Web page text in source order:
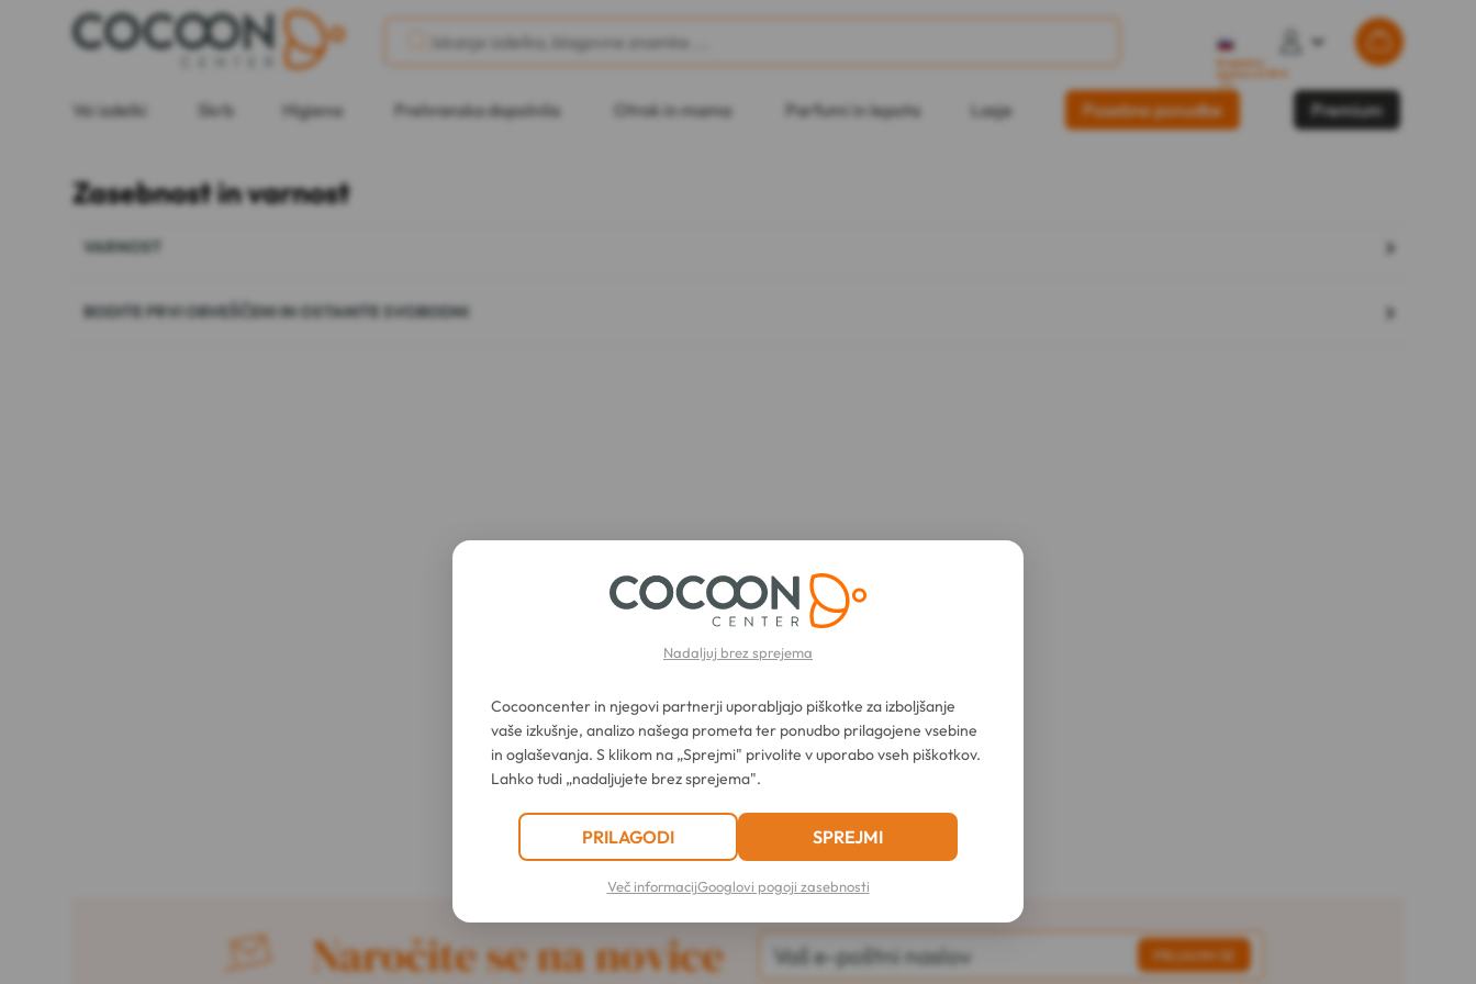
Brezplačna
Vsi izdelki Skrb Higiena Prehranska dopolnila Otrok in mama Parfumi in lepota Lasje Posebne ponudbe Premium
Zasebnost in varnost
VARNOST
BODITE PRVI OBVEŠČENI IN OSTANITE SVOBODNI
Naročite se na novice
Nadaljuj brez sprejema
Cocooncenter in njegovi partnerji uporabljajo piškotke za izboljšanje
vaše izkušnje, analizo našega prometa ter ponudbo prilagojene vsebine
in oglaševanja. S klikom na „Sprejmi" privolite v uporabo vseh piškotkov.
Lahko tudi „nadaljujete brez sprejema".
PRILAGODI SPREJMI
Več informacijGooglovi pogoji zasebnosti